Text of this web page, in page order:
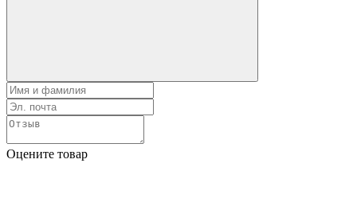
Оцените товар